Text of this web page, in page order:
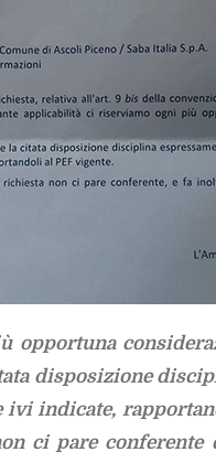
op­por­tu­na
di­spo­si­zio­ne
ivi in­di­ca­te,
ci pare